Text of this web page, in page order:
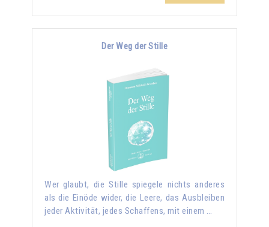
Der Weg der Stille
Wer glaubt, die Stille spiegele nichts anderes
als die Einöde wider, die Leere, das Ausbleiben
jeder Aktivität, jedes Schaffens, mit einem …